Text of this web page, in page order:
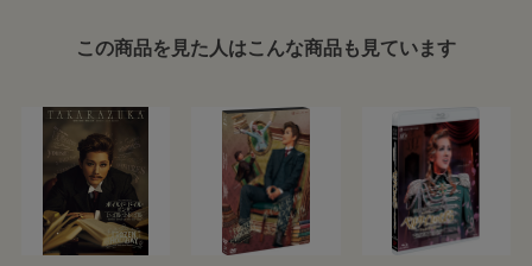
この商品を見た人はこんな商品も見ています